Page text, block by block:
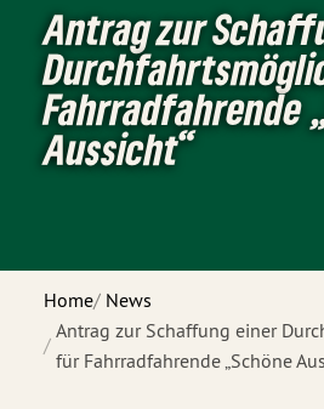
Antrag zur
Fahrradfahrende
Aussicht“
Home News
Antrag zur Schaffung einer
für Fahrradfahrende „Schöne